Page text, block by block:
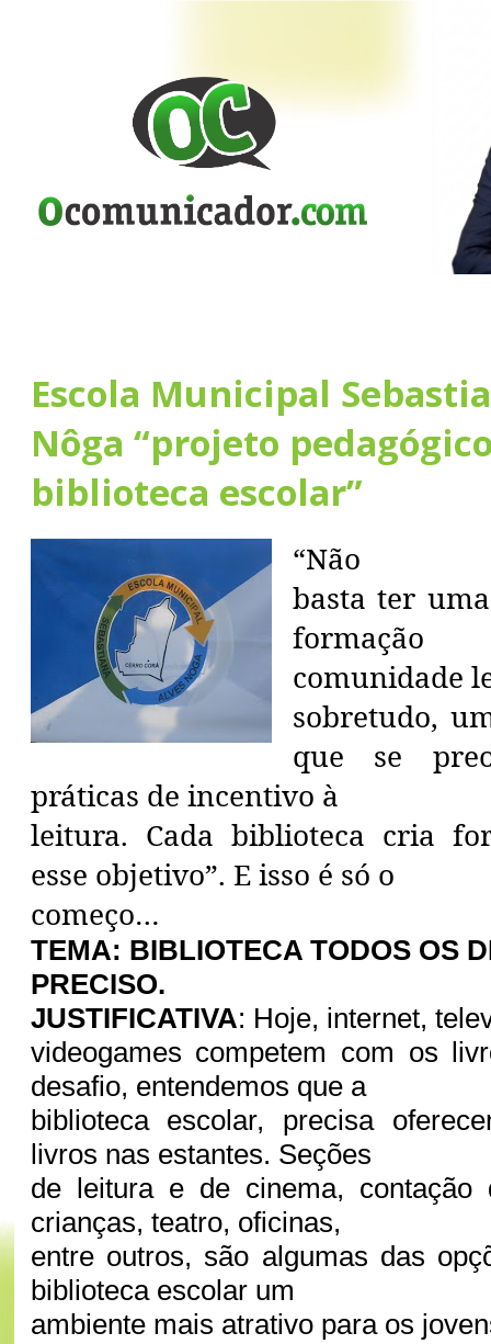
Escola Municipal
Nôga “projeto
biblioteca escolar”
“Não
basta ter
comunidade
sobretudo,
que se
práticas de incentivo à
leitura. Cada biblioteca cria
esse objetivo”. E isso é só o
começo…
TEMA: BIBLIOTECA TODOS OS
PRECISO.
JUSTIFICATIVA: Hoje, internet,
videogames competem com os
desafio, entendemos que a
biblioteca escolar, precisa
livros nas estantes. Seções
de leitura e de cinema, contação
crianças, teatro, oficinas,
entre outros, são algumas das
biblioteca escolar um
ambiente mais atrativo para os